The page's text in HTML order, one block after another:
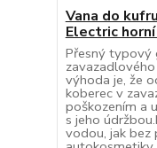
Vana do
Electric
Přesný typový
výhoda je, že
koberec v
poškozením a
s jeho
vodou, jak bez